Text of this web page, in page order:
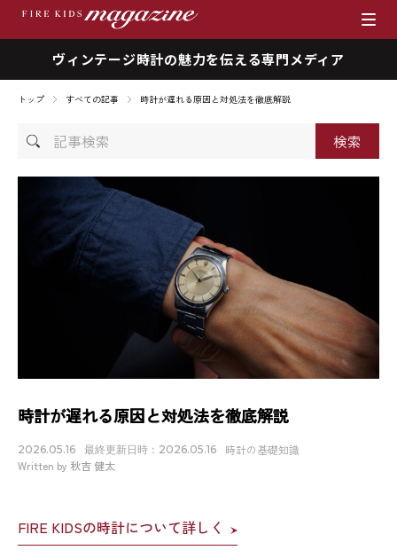
ヴィンテージ時計の魅力を伝える専門メディア
ブランド
ファイアーキッズマガジン
店舗情報
トップ すべての記事 時計が遅れる原因と対処法を徹底解説
記
検
時計が遅れる原因と対処法を徹底解説
2026.05.16 最終更新日時：2026.05.16
時計の基礎知識
Written by 秋吉 健太
FIRE KIDSの時計について詳しく